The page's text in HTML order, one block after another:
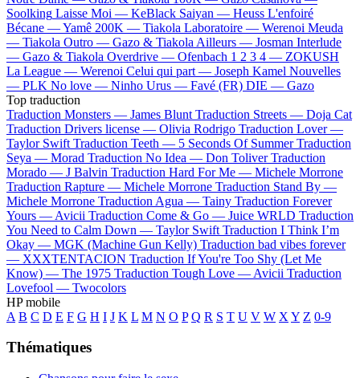
Soolking Laisse Moi — KeBlack Saiyan — Heuss L'enfoiré
Bécane —Yamê 200K — Tiakola Laboratoire — Werenoi Meuda
— Tiakola Outro — Gazo & Tiakola Ailleurs — Josman Interlude
— Gazo & Tiakola Overdrive — Ofenbach 1 2 3 4 — ZOKUSH
La League — Werenoi Celui qui part — Joseph Kamel Nouvelles
— PLK No love — Ninho Urus — Favé (FR) DIE — Gazo
Top traduction
Traduction Monsters — James Blunt Traduction Streets — Doja Cat
Traduction Drivers license — Olivia Rodrigo Traduction Lover —
Taylor Swift Traduction Teeth — 5 Seconds Of Summer Traduction
Seya — Morad Traduction No Idea — Don Toliver Traduction
Morado — J Balvin Traduction Hard For Me — Michele Morrone
Traduction Rapture — Michele Morrone Traduction Stand By —
Michele Morrone Traduction Agua — Tainy Traduction Forever
Yours — Avicii Traduction Come & Go — Juice WRLD Traduction
You Need to Calm Down — Taylor Swift Traduction I Think I’m
Okay — MGK (Machine Gun Kelly) Traduction bad vibes forever
— XXXTENTACION Traduction If You're Too Shy (Let Me
Know) — The 1975 Traduction Tough Love — Avicii Traduction
Lovefool — Twocolors
HP mobile
A B C D E F G H I J K L M N O P Q R S T U V W X Y Z 0-9
Thématiques